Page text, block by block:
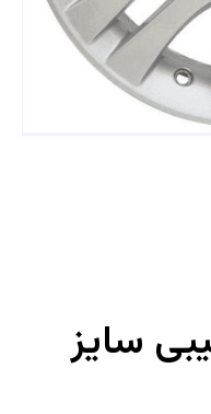
سایز